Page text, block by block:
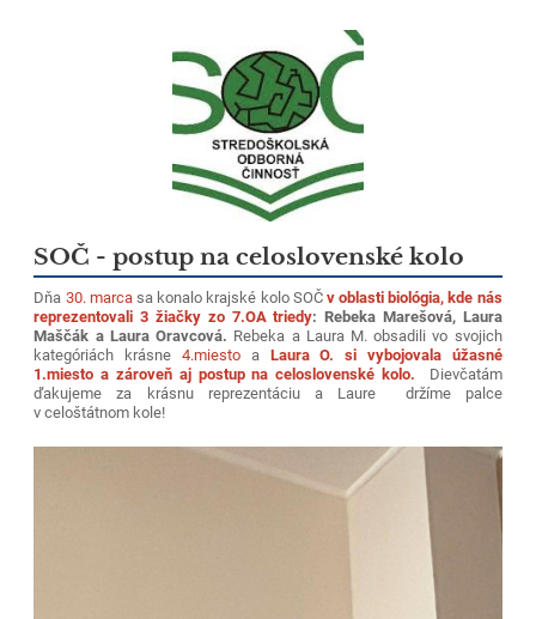
SOČ - postup na celoslovenské kolo
Dňa 30. marca sa konalo krajské kolo SOČ v oblasti biológia, kde nás
reprezentovali 3 žiačky zo 7.OA triedy: Rebeka Marešová, Laura
Maščák a Laura Oravcová. Rebeka a Laura M. obsadili vo svojich
kategóriách krásne 4.miestoa Laura O. si vybojovala úžasné
1.miesto a zároveň aj postup na celoslovenské kolo.
Dievčatám
ďakujeme za krásnu reprezentáciu a Laure držíme palce
v celoštátnom kole!